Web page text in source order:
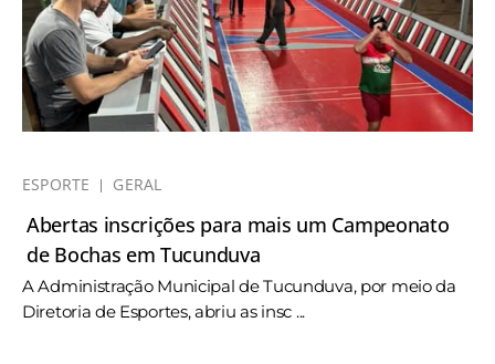
ESPORTE GERAL
Abertas inscrições para mais um Campeonato
de Bochas em Tucunduva
A Administração Municipal de Tucunduva, por meio da
Diretoria de Esportes, abriu as insc ...